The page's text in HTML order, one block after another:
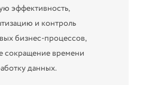
эффективность,
и контроль
бизнес-процессов,
сокращение времени
данных.